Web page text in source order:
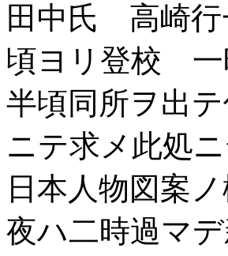
田中氏 高崎
頃ヨリ登校
半頃同所ヲ出
ニテ求メ此処
日本人物図案
夜ハ二時過マ